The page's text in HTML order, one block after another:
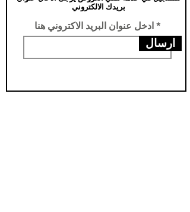
بريدك الالكتروني
ادخل عنوان البريد الاكتروني هنا
ارسال